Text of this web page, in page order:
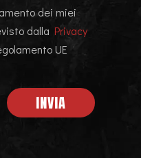
dei miei
dallaPrivacy
UE